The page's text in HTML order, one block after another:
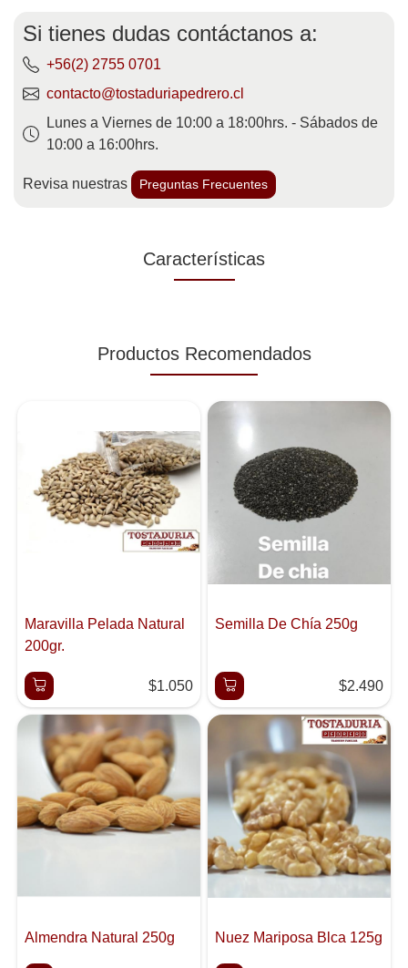
Si tienes dudas contáctanos a:
+56(2) 2755 0701
contacto@tostaduriapedrero.cl
Lunes a Viernes de 10:00 a 18:00hrs. - Sábados de
10:00 a 16:00hrs.
Revisa nuestras Preguntas Frecuentes
Características
Productos Recomendados
Maravilla Pelada Natural
200gr.
$1.050
Semilla De Chía 250g
$2.490
Almendra Natural 250g Nuez Mariposa Blca 125g